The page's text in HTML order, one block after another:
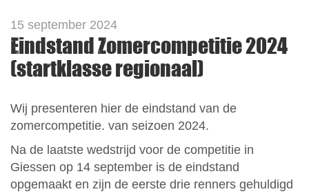
15 september 2024
Eindstand Zomercompetitie 2024
(startklasse regionaal)
Wij presenteren hier de eindstand van de
zomercompetitie. van seizoen 2024.
Na de laatste wedstrijd voor de competitie in
Giessen op 14 september is de eindstand
opgemaakt en zijn de eerste drie renners gehuldigd